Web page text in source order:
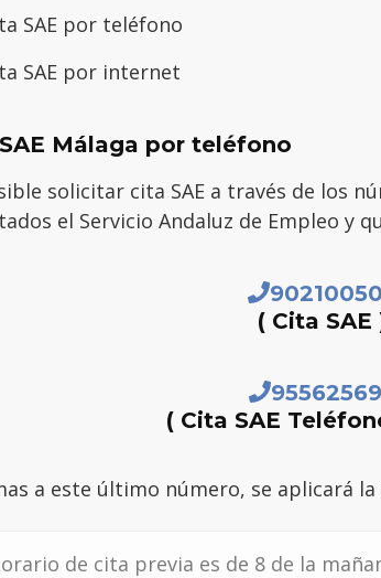
SAE por teléfono
SAE por internet
Málaga por teléfono
solicitar cita SAE a través de los
el Servicio Andaluz de Empleo y
( Cita SAE
( Cita SAE
a este último número, se aplicará
de cita previa es de 8 de la